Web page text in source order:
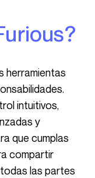
intuitivos,
y
que cumplas
compartir
las partes